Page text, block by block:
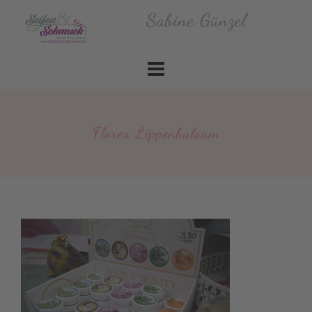
Sabine Günzel
Florex Lippenbalsam